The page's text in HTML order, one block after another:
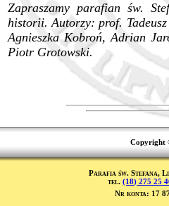
Zapraszamy parafian św.
historii. Autorzy: prof.
Agnieszka Kobroń, Adrian
Piotr Grotowski.
Copyright
Parafia św. Stefana,
tel.(18) 275 25
Nr konta: 17